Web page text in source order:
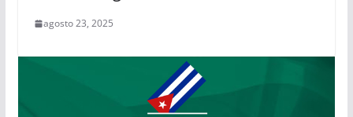
agosto 23, 2025